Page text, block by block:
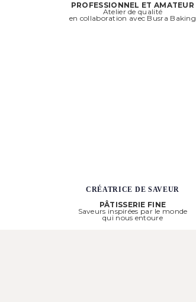
PROFESSIONNEL ET AMATEUR
Atelier de qualité
en collaboration avec Busra Baking
CRÉATRICE DE SAVEUR
PÂTISSERIE FINE
Saveurs inspirées par le monde
qui nous entoure